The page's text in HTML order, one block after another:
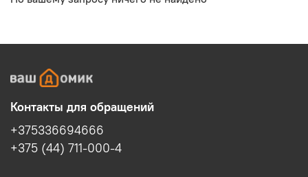
Контакты для обращений
+375336694666
+375 (44) 711-000-4